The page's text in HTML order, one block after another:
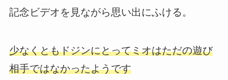
記念ビデオを見ながら思い出にふける。
少なくともドジンにとってミオはただの遊び
相手ではなかったようです